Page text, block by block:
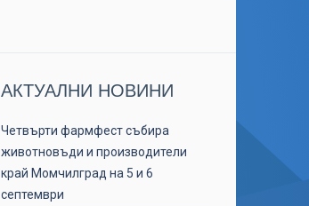
АКТУАЛНИ НОВИНИ
Четвърти фармфест събира
животновъди и производители
край Момчилград на 5 и 6
септември